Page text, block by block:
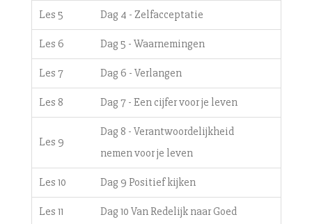
Les 5 Dag 4 - Zelfacceptatie
Les 6 Dag 5 - Waarnemingen
Les 7 Dag 6 - Verlangen
Les 8 Dag 7 - Een cijfer voor je leven
Les 9
Dag 8 - Verantwoordelijkheid
nemen voor je leven
Les 10 Dag 9 Positief kijken
Les 11 Dag 10 Van Redelijk naar Goed